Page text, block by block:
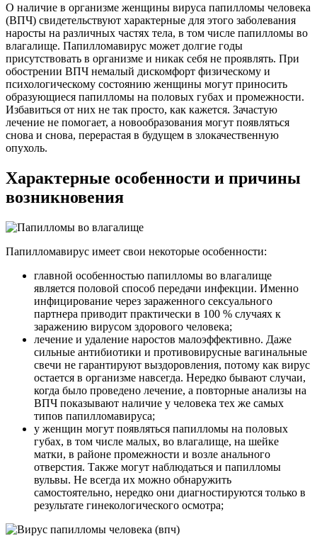
О наличие в организме женщины вируса папилломы человека
(ВПЧ) свидетельствуют характерные для этого заболевания
наросты на различных частях тела, в том числе папилломы во
влагалище. Папилломавирус может долгие годы
присутствовать в организме и никак себя не проявлять. При
обострении ВПЧ немалый дискомфорт физическому и
психологическому состоянию женщины могут приносить
образующиеся папилломы на половых губах и промежности.
Избавиться от них не так просто, как кажется. Зачастую
лечение не помогает, а новообразования могут появляться
снова и снова, перерастая в будущем в злокачественную
опухоль.
Характерные особенности и причины
возникновения
Папилломавирус имеет свои некоторые особенности:
главной особенностью папилломы во влагалище
является половой способ передачи инфекции. Именно
инфицирование через зараженного сексуального
партнера приводит практически в 100 % случаях к
заражению вирусом здорового человека;
лечение и удаление наростов малоэффективно. Даже
сильные антибиотики и противовирусные вагинальные
свечи не гарантируют выздоровления, потому как вирус
остается в организме навсегда. Нередко бывают случаи,
когда было проведено лечение, а повторные анализы на
ВПЧ показывают наличие у человека тех же самых
типов папилломавируса;
у женщин могут появляться папилломы на половых
губах, в том числе малых, во влагалище, на шейке
матки, в районе промежности и возле анального
отверстия. Также могут наблюдаться и папилломы
вульвы. Не всегда их можно обнаружить
самостоятельно, нередко они диагностируются только в
результате гинекологического осмотра;